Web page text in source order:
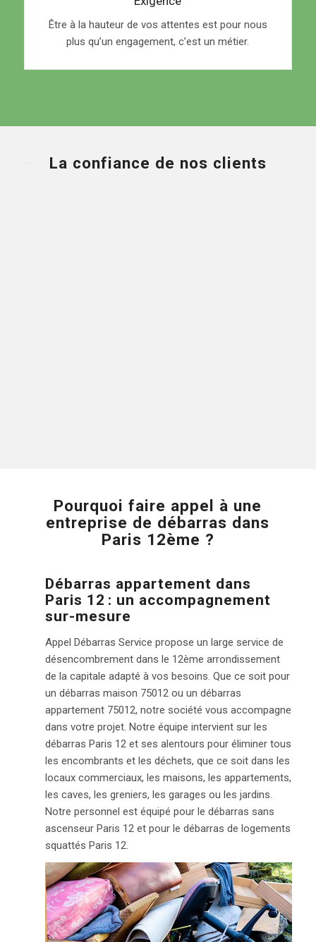
Être à la hauteur de vos attentes est pour nous
plus qu’un engagement, c’est un métier.
La confiance de nos clients
Pourquoi faire appel à une
entreprise de débarras dans
Paris 12ème ?
Débarras appartement dans
Paris 12 : un accompagnement
sur-mesure
Appel Débarras Service propose un large service de
désencombrement dans le 12ème arrondissement
de la capitale adapté à vos besoins. Que ce soit pour
un débarras maison 75012 ou un débarras
appartement 75012, notre société vous accompagne
dans votre projet. Notre équipe intervient sur les
débarras Paris 12 et ses alentours pour éliminer tous
les encombrants et les déchets, que ce soit dans les
locaux commerciaux, les maisons, les appartements,
les caves, les greniers, les garages ou les jardins.
Notre personnel est équipé pour le débarras sans
ascenseur Paris 12 et pour le débarras de logements
squattés Paris 12.